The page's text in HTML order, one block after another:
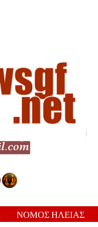
ΝΟΜΟΣ ΗΛΕΙΑΣ